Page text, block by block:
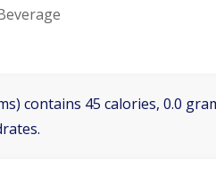
contains 45 calories, 0.0